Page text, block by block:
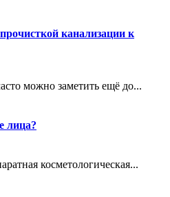
канализации к
можно заметить ещё до...
лица?
косметологическая...